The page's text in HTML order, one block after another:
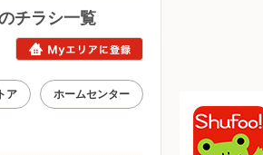
チラシ一覧
ア ホームセンター